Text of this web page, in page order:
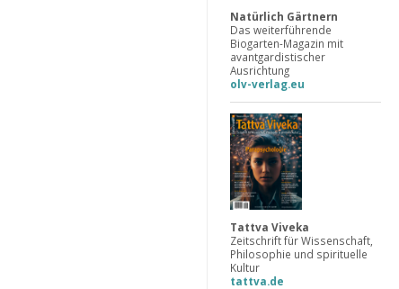
Natürlich Gärtnern
Das weiterführende
Biogarten-Magazin mit
avantgardistischer
Ausrichtung
olv-verlag.eu
Tattva Viveka
Zeitschrift für Wissenschaft,
Philosophie und spirituelle
Kultur
tattva.de